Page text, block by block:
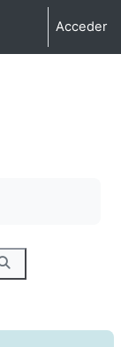
Acceder
Buscar en los